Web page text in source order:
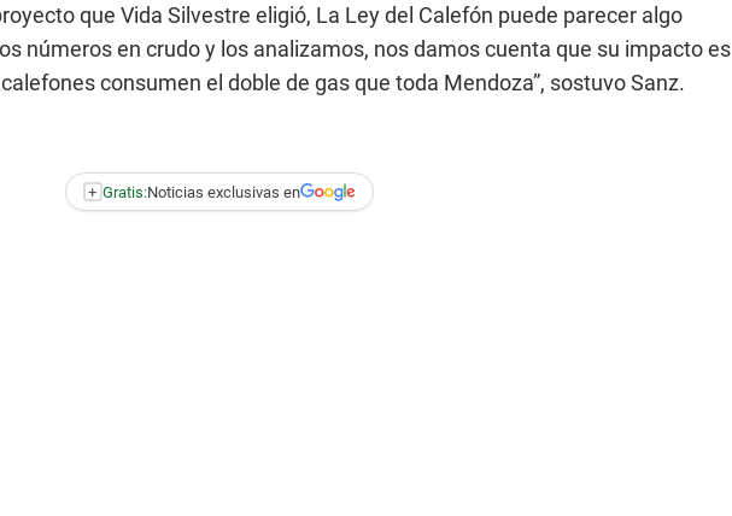
que Vida Silvestre eligió, La Ley del Calefón puede parecer algo
números en crudo y los analizamos, nos damos cuenta que su impacto es
consumen el doble de gas que toda Mendoza”, sostuvo Sanz.
+ Gratis:Noticias exclusivas en